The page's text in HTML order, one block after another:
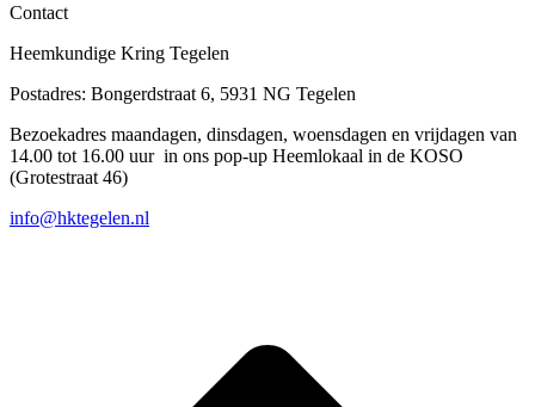
Contact
Heemkundige Kring Tegelen
Postadres: Bongerdstraat 6, 5931 NG Tegelen
Bezoekadres maandagen, dinsdagen, woensdagen en vrijdagen van
14.00 tot 16.00 uur in ons pop-up Heemlokaal in de KOSO
(Grotestraat 46)
info@hktegelen.nl